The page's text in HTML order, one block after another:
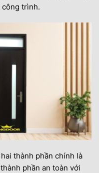
trình.
thành phần chính là
phần an toàn với